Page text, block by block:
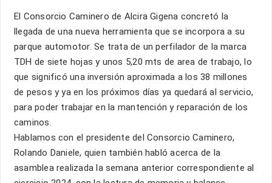
El Consorcio Caminero de Alcira Gigena concretó la
llegada de una nueva herramienta que se incorpora a su
parque automotor. Se trata de un perfilador de la marca
TDH de siete hojas y unos 5,20 mts de area de trabajo, lo
que significó una inversión aproximada a los 38 millones
de pesos y ya en los próximos días ya quedará al servicio,
para poder trabajar en la mantención y reparación de los
caminos.
Hablamos con el presidente del Consorcio Caminero,
Rolando Daniele, quien también habló acerca de la
asamblea realizada la semana anterior correspondiente al